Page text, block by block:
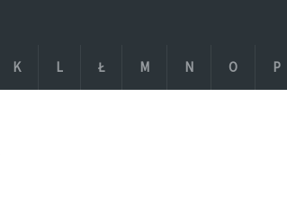
K L Ł M N O P